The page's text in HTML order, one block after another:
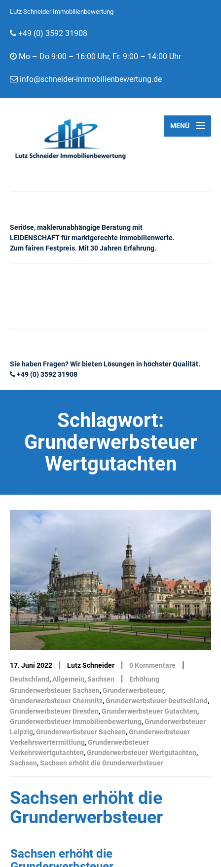
Lutz Schneider Immobilienbewertung
+49 (0) 3592 31908
Mo – Do 9:00 – 16:00 Uhr, Fr. 9:00 – 14:00 Uhr
info@schneider-immobilienbewertung.de
Seriöse, maklerunabhängige Beratung mit
LEIDENSCHAFT für marktgerechte Immobilienwerte.
Zum fairen Festpreis. Mit 30 Jahren Erfahrung.
MENÜ
Sie haben Fragen? Wir bieten Lösungen in höchster Qualität.
+49 (0) 3592 31908
Schlagwort:
Grunderwerbsteuer
Wertgutachten
17. Juni 2022 | Lutz Schneider | 0 Kommentare |
Deutschland ,Allgemein,Sachsen |
Erhöhung
Grunderwerbsteuer Sachsen,Grunderwerbsteuer,
Grunderwerbsteuer Chemnitz,Grunderwerbsteuer Deutschland ,
Grunderwerbsteuer Dresden,Grunderwerbsteuer Gutachten,
Grunderwerbsteuer Immobilienbewertung,Grunderwerbsteuer
Leipzig,Grunderwerbsteuer Sachsen,Grunderwerbsteuer
Verkehrswertermittlung,Grunderwerbsteuer
Verkehrswertgutachten,Grunderwerbsteuer Wertgutachten,
Sachsen,Sachsen erhöht die Grunderwerbsteuer
Sachsen erhöht die
Grunderwerbsteuer
Sachsen erhöht die